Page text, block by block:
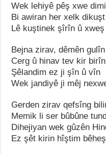
Wek lehiyê pêş xwe
Bi awiran her xelk dikuşt
Lê kuştinek şîrîn û xweş
Bejna zirav, dêmên gulîn
Cerg û hinav tev kir birîn
Şêlandim ez ji şîn û vîn
Wek jandiyê ji mêj
Gerden zirav qefsîng
Memik li ser bûbûne
Dihejiyan wek gûzên
Ez şêt kirin hîştim bêheş